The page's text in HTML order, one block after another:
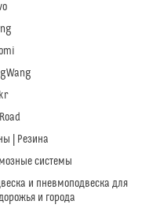
| Резина
системы
и пневмоподвеска для
и города